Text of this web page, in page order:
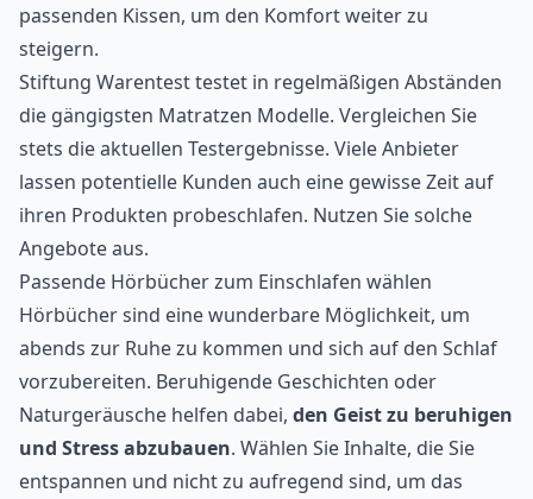
passenden Kissen, um den Komfort weiter zu
steigern.
Stiftung Warentest testet in regelmäßigen Abständen
die gängigsten Matratzen Modelle. Vergleichen Sie
stets die aktuellen Testergebnisse. Viele Anbieter
lassen potentielle Kunden auch eine gewisse Zeit auf
ihren Produkten probeschlafen. Nutzen Sie solche
Angebote aus.
Passende Hörbücher zum Einschlafen wählen
Hörbüchersind eine wunderbare Möglichkeit, um
abends zur Ruhe zu kommen und sich auf den Schlaf
vorzubereiten. Beruhigende Geschichten oder
Naturgeräusche helfen dabei, den Geist zu beruhigen
und Stress abzubauen. Wählen Sie Inhalte, die Sie
entspannen und nicht zu aufregend sind, um das